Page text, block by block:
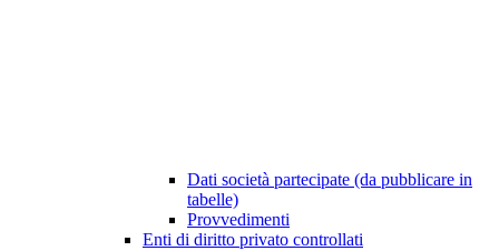
Dati società partecipate (da pubblicare in
tabelle)
Provvedimenti
Enti di diritto privato controllati